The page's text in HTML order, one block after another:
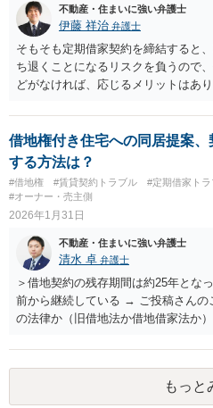
不動産・住まいに強い弁護士
伊藤 祥治 弁護士
そもそも定期借家契約を締結すると
ち退くことになるリスクを負うので
どがなければ、応じるメリットはあ
制的に立ち退かせることはできませ
されなければ、定期借家契約の締結
う方針でよいと思います。
借地権付き住宅への同居提案
する方法は？
#借地権 #賃貸契約トラブル #定期借家トラ
#オーナー・売主側
2026年1月31日
不動産・住まいに強い弁護士
清水 卓 弁護士
＞借地契約の残存期間は約25年とな
前から継続している → ご投稿さんの
の法律か（旧借地法か借地借家法か
ないことを前提とする契約か、借地
のある契約か）等につき、まず、お
容を確認の上、確かめてみる必要が
もっと